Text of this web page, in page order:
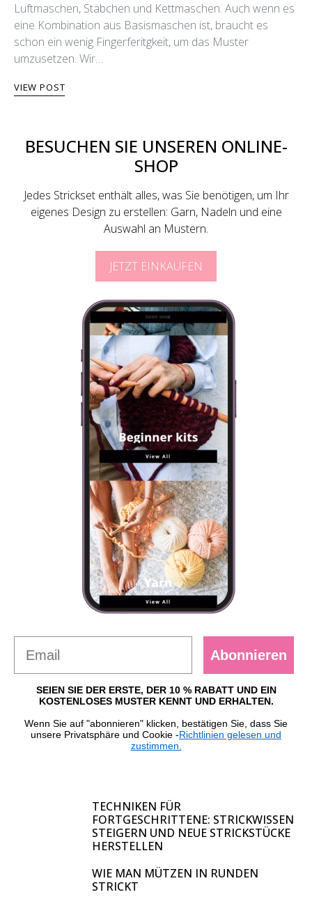
Luftmaschen, Stäbchen und Kettmaschen. Auch wenn es
eine Kombination aus Basismaschen ist, braucht es
schon ein wenig Fingerferitgkeit, um das Muster
umzusetzen. Wir…
VIEW POST
BESUCHEN SIE UNSEREN ONLINE-
SHOP
Jedes Strickset enthält alles, was Sie benötigen, um Ihr
eigenes Design zu erstellen: Garn, Nadeln und eine
Auswahl an Mustern.
JETZT EINKAUFEN
Abonnieren
SEIEN SIE DER ERSTE, DER 10 % RABATT UND EIN
KOSTENLOSES MUSTER KENNT UND ERHALTEN.
Wenn Sie auf "abonnieren" klicken, bestätigen Sie, dass Sie
unsere Privatsphäre und Cookie -Richtlinien gelesen und
zustimmen.
TECHNIKEN FÜR
FORTGESCHRITTENE: STRICKWISSEN
STEIGERN UND NEUE STRICKSTÜCKE
HERSTELLEN
WIE MAN MÜTZEN IN RUNDEN
STRICKT